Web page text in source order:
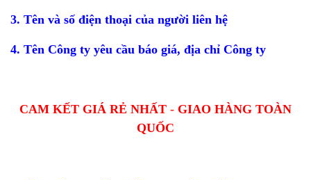
3. Tên và số điện thoại của người liên hệ
4. Tên Công ty yêu cầu báo giá, địa chỉ Công ty
CAM KẾT GIÁ RẺ NHẤT - GIAO HÀNG TOÀN
QUỐC